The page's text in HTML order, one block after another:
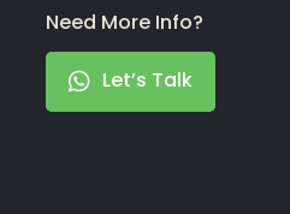
Need More Info?
Let’s Talk